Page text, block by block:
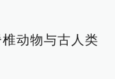
动物与古人类